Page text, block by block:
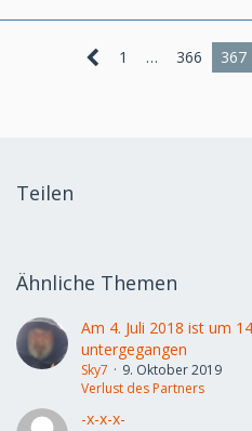
1 … 366 367
Teilen
Ähnliche Themen
Am 4. Juli 2018 ist um
untergegangen
Sky7
9. Oktober 2019
Verlust des Partners
-x-x-x-